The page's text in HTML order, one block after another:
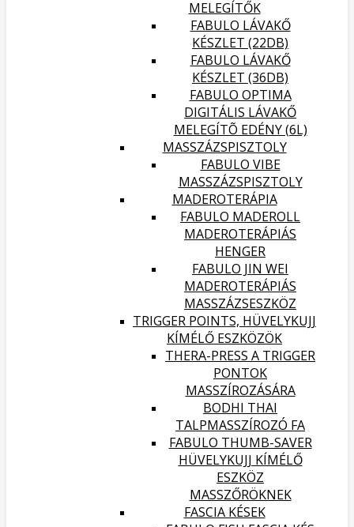
MELEGÍTŐK
FABULO LÁVAKŐ
KÉSZLET (22DB)
FABULO LÁVAKŐ
KÉSZLET (36DB)
FABULO OPTIMA
DIGITÁLIS LÁVAKŐ
MELEGÍTÕ EDÉNY (6L)
MASSZÁZSPISZTOLY
FABULO VIBE
MASSZÁZSPISZTOLY
MADEROTERÁPIA
FABULO MADEROLL
MADEROTERÁPIÁS
HENGER
FABULO JIN WEI
MADEROTERÁPIÁS
MASSZÁZSESZKÖZ
TRIGGER POINTS, HÜVELYKUJJ
KÍMÉLŐ ESZKÖZÖK
THERA-PRESS A TRIGGER
PONTOK
MASSZÍROZÁSÁRA
BODHI THAI
TALPMASSZÍROZÓ FA
FABULO THUMB-SAVER
HÜVELYKUJJ KÍMÉLŐ
ESZKÖZ
MASSZŐRÖKNEK
FASCIA KÉSEK